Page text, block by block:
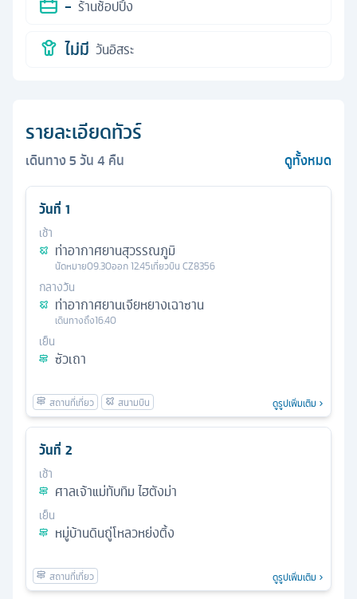
- ร้านช้อปปิ้ง
ไม่มี วันอิสระ
รายละเอียดทัวร์
เดินทาง5วัน4 คืน ดูทั้งหมด
วันที่ 1
เช้า
ท่าอากาศยานสุวรรณภูมิ
นัดหมาย09.30ออก12.45เที่ยวบิน CZ8356
กลางวัน
ท่าอากาศยานเจียหยางเฉาซาน
เดินทางถึง16.40
เย็น
ซัวเถา
ดูรูปเพิ่มเติม
วันที่ 2
เช้า
ศาลเจ้าแม่ทับทิม ไฮตังม่า
เย็น
หมู่บ้านดินถู่โหลวหย่งติ้ง
ดูรูปเพิ่มเติม